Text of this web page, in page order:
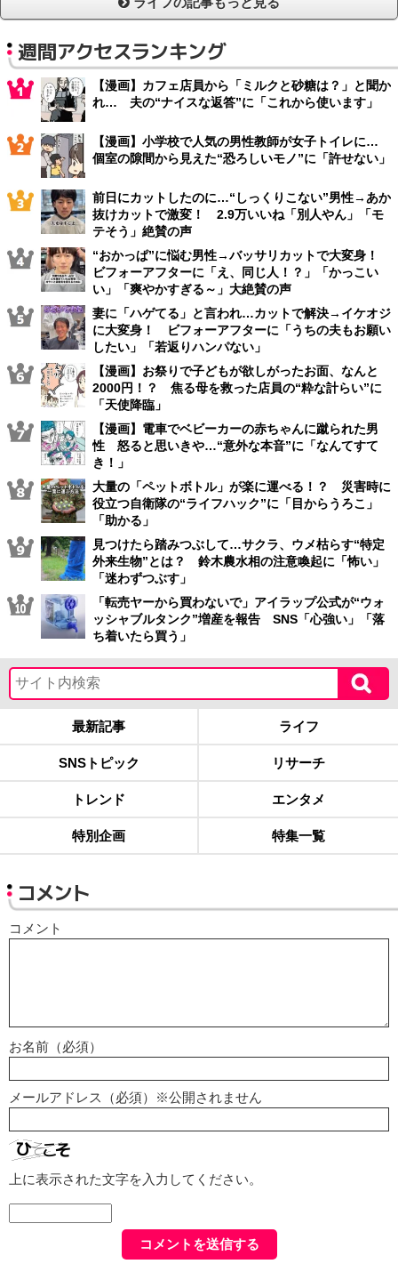
週間アクセスランキング
【漫画】カフェ店員から「ミルクと砂糖は？」と聞か
れ… 夫の“ナイスな返答”に「これから使います」
【漫画】小学校で人気の男性教師が女子トイレに…
個室の隙間から見えた“恐ろしいモノ”に「許せない」
前日にカットしたのに…“しっくりこない”男性→あか
抜けカットで激変！ 2.9万いいね「別人やん」「モ
テそう」絶賛の声
“おかっぱ”に悩む男性→バッサリカットで大変身！
ビフォーアフターに「え、同じ人！？」「かっこい
い」「爽やかすぎる～」大絶賛の声
妻に「ハゲてる」と言われ…カットで解決→イケオジ
に大変身！ ビフォーアフターに「うちの夫もお願い
したい」「若返りハンパない」
【漫画】お祭りで子どもが欲しがったお面、なんと
2000円！？ 焦る母を救った店員の“粋な計らい”に
「天使降臨」
【漫画】電車でベビーカーの赤ちゃんに蹴られた男
性 怒ると思いきや…“意外な本音”に「なんてすて
き！」
大量の「ペットボトル」が楽に運べる！？ 災害時に
役立つ自衛隊の“ライフハック”に「目からうろこ」
「助かる」
見つけたら踏みつぶして…サクラ、ウメ枯らす“特定
外来生物”とは？ 鈴木農水相の注意喚起に「怖い」
「迷わずつぶす」
「転売ヤーから買わないで」アイラップ公式が“ウォ
ッシャブルタンク”増産を報告 SNS「心強い」「落
ち着いたら買う」
最新記事 ライフ
SNSトピック リサーチ
トレンド エンタメ
特別企画 特集一覧
コメント
コメント
お名前（必須）
メールアドレス（必須）※公開されません
上に表示された文字を入力してください。